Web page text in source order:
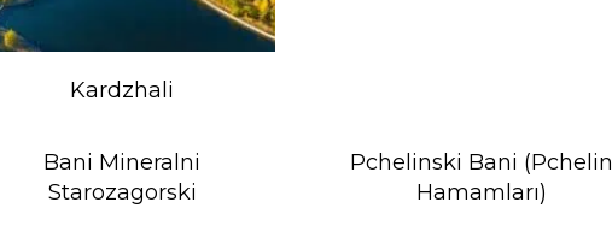
Kardzhali
Bani Mineralni
Starozagorski
Pchelinski Bani (Pchelin
Hamamları)